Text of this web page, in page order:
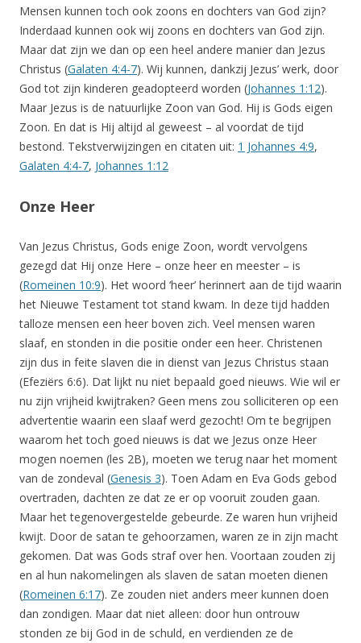
Mensen kunnen toch ook zoons en dochters van God zijn?
Inderdaad kunnen ook wij zoons en dochters van God zijn.
Maar dat zijn we dan op een heel andere manier dan Jezus
Christus (Galaten 4:4-7). Wij kunnen, dankzij Jezus’ werk, door
God tot zijn kinderen geadopteerd worden (Johannes 1:12).
Maar Jezus is de natuurlijke Zoon van God. Hij is Gods eigen
Zoon. En dat is Hij altijd al geweest – al voordat de tijd
bestond. Tekstverwijzingen en citaten uit: 1 Johannes 4:9,
Galaten 4:4-7, Johannes 1:12
Onze Heer
Van Jezus Christus, Gods enige Zoon, wordt vervolgens
gezegd dat Hij onze Here – onze heer en meester – is
(Romeinen 10:9). Het woord ‘heer’ herinnert aan de tijd waarin
het Nieuwe Testament tot stand kwam. In deze tijd hadden
talloze mensen een heer boven zich. Veel mensen waren
slaaf, en stonden in die positie onder een heer. Christenen
zijn dus in feite slaven die in dienst van Jezus Christus staan
(Efeziërs 6:6). Dat lijkt nu niet bepaald goed nieuws. Wie wil er
nu zijn vrijheid kwijtraken? Geen mens zou solliciteren op een
advertentie waarin een slaaf werd gezocht! Om te begrijpen
waarom het toch goed nieuws is dat we Jezus onze Heer
mogen noemen (les 2B), moeten we terug naar het moment
van de zondeval (Genesis 3). Toen Adam en Eva Gods gebod
overtraden, dachten ze dat ze er op vooruit zouden gaan.
Maar het tegenovergestelde gebeurde. Ze waren hun vrijheid
kwijt. Door de satan te gehoorzamen, waren ze in zijn macht
gekomen. Dat was Gods straf over hen. Voortaan zouden zij
en al hun nakomelingen als slaven de satan moeten dienen
(Romeinen 6:17). Ze zouden niet anders meer kunnen doen
dan zondigen. Maar dat niet alleen: door hun ontrouw
stonden ze bij God in de schuld, en verdienden ze de